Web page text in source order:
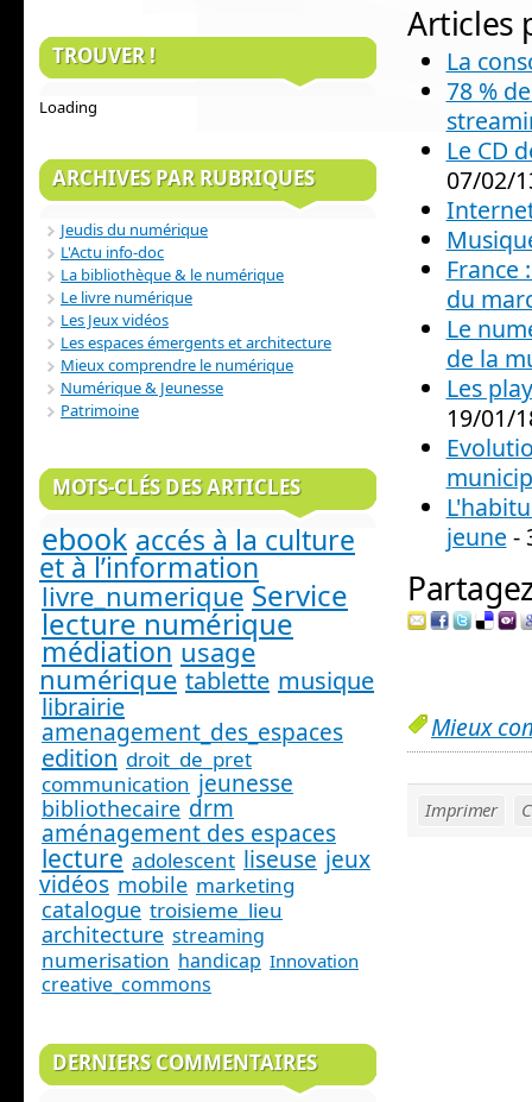
Articles
La
78 %
Le CD
07/02/
France
du
Le
de la
Les
19/01/
jeune -
Mieux
Imprimer
TROUVER !
Loading
ARCHIVES PAR RUBRIQUES
Jeudis du numérique
L'Actu info-doc
La bibliothèque & le numérique
Le livre numérique
Les Jeux vidéos
Les espaces émergents et architecture
Mieux comprendre le numérique
Numérique & Jeunesse
Patrimoine
MOTS-CLÉS DES ARTICLES
ebook accés à la culture
et à l’information
livre_numerique Service
lecture numérique
médiation usage
numérique tablette musique
librairie
amenagement_des_espaces
edition droit_de_pret
communication jeunesse
bibliothecaire drm
aménagement des espaces
lecture adolescent liseuse jeux
vidéos mobile marketing
catalogue troisieme_lieu
architecture streaming
numerisation handicap Innovation
creative_commons
DERNIERS COMMENTAIRES